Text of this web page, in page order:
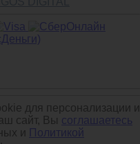
для персонализации и
сайт, Вы соглашаетесь
и Политикой